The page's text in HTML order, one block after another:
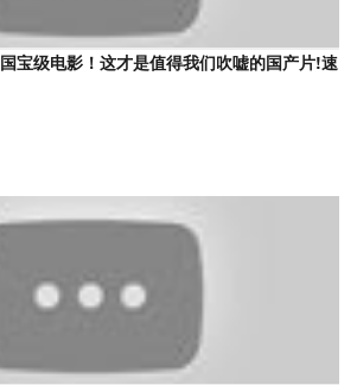
宝级电影！这才是值得我们吹嘘的国产片!速